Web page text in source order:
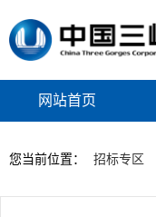
网站首页
您当前位置： 招标专区